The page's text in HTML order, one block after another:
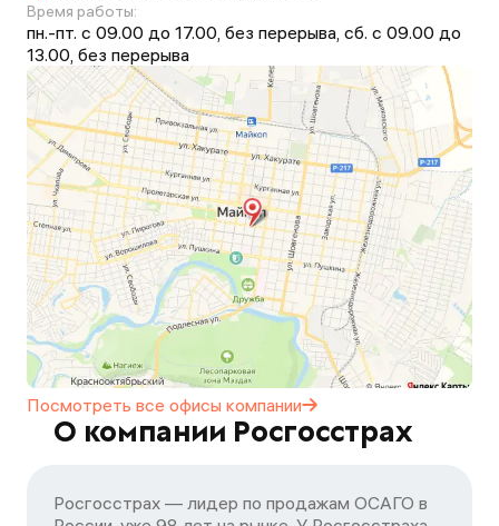
Время работы:
пн.-пт. с 09.00 до 17.00, без перерыва, сб. с 09.00 до
13.00, без перерыва
Посмотреть все офисы компании
О компании Росгосстрах
Росгосстрах — лидер по продажам ОСАГО в